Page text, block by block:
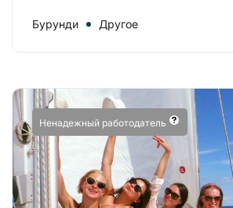
Бурунди Другое
Ненадежный работодатель